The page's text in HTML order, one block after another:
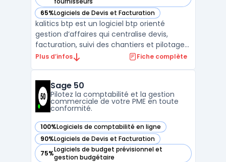
65%Logiciels de Devis et Facturation
— voir Kalitics dans cette catégorie
kalitics btp est un logiciel btp orienté
gestion d’affaires qui centralise devis,
facturation, suivi des chantiers et pilotage
financier au sein d’un erp btp accessible en
et reporting, avec une approche conçue
pour ...
Plus d’infos Fiche complète
Sage 50
Pilotez la comptabilité et la gestion
commerciale de votre PME en toute
conformité.
100%Logiciels de comptabilité en ligne
— voir Sage 50 dans cette catégorie
90%Logiciels de Devis et Facturation
— voir Sage 50 dans cette catégorie
75%Logiciels de budget prévisionnel et
gestion budgétaire
— voir Sage 50 dans cette catégorie